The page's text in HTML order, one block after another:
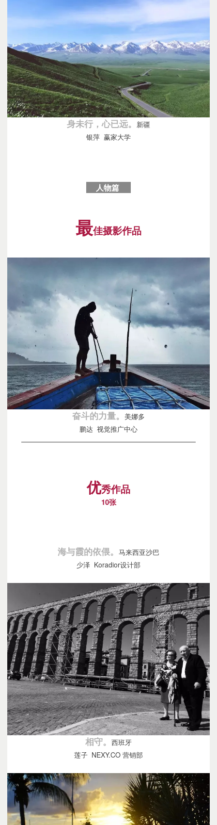
身未行，心已远。 新疆
银萍 赢家大学
人物篇
最佳摄影作品
奋斗的力量。 美娜多
鹏达 视觉推广中心
————————————————————————
优秀作品
10张
海与霞的依偎。 马来西亚沙巴
少泽 Koradior设计部
相守。 西班牙
莲子 NEXY.CO 营销部